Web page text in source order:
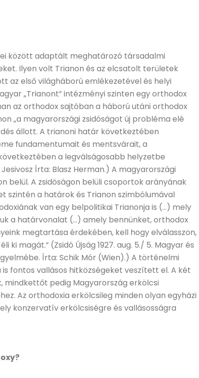
között adaptált meghatározó társadalmi
Ilyen volt Trianon és az elcsatolt területek
az első világháború emlékezetével és helyi
„Trianont” intézményi szinten egy orthodox
az orthodox sajtóban a háború utáni orthodox
„a magyarországi zsidóságot új probléma elé
állott. A trianoni határ következtében
fundamentumait és mentsvárait, a
a legválságosabb helyzetbe
Írta: Blasz Herman.) A magyarországi
belül. A zsidóságon belüli csoportok arányának
szintén a határok és Trianon szimbólumával
van egy belpolitikai Trianonja is (…) mely
a határvonalat (…) amely bennünket, orthodox
megtartása érdekében, kell hogy elválasszon,
magát.” (Zsidó Újság 1927. aug. 5./ 5. Magyar és
Írta: Schik Mór (Wien).) A történelmi
fontos vallásos hitközségeket veszített el. A két
pedig Magyarország erkölcsi
Az orthodoxia erkölcsileg minden olyan egyházi
konzervatív erkölcsiségre és vallásosságra